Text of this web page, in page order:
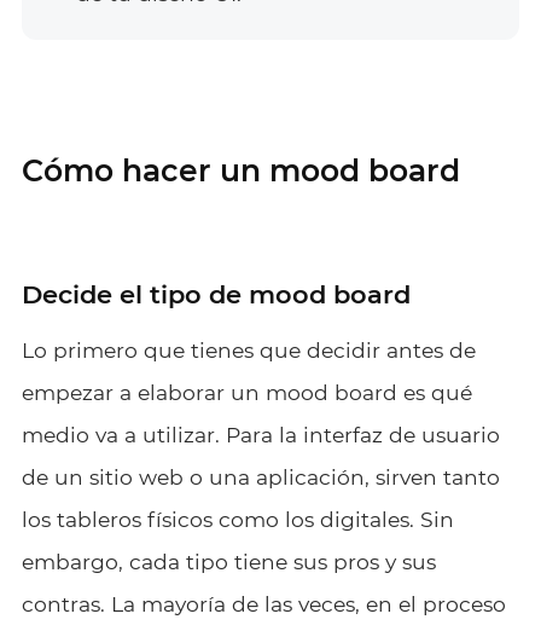
Cómo hacer un mood board
Decide el tipo de mood board
Lo primero que tienes que decidir antes de
empezar a elaborar un mood board es qué
medio va a utilizar. Para la interfaz de usuario
de un sitio web o una aplicación, sirven tanto
los tableros físicos como los digitales. Sin
embargo, cada tipo tiene sus pros y sus
contras. La mayoría de las veces, en el proceso